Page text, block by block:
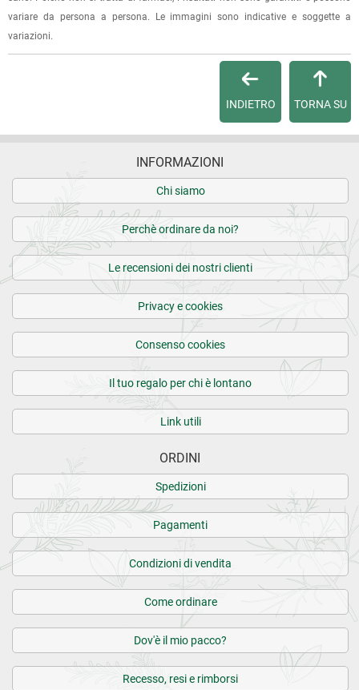
Ottimo
Lo stiamo usando da un mese ma sembra già che
Ottimo!
17.11.2022
Miscela personalizzata di fiori australiani difficile da
trovare. Grazie
03.11.2022
La sto provando per la mia gatta, direi ottima
CARICA ALTRE RECENSIONI SU QUESTO PRODOTTO>
14 recensioni verificate daeKomi
Per maggiori dettagli, vedi leCondizioni di vendita .
variare da persona a persona. Le immagini sono indicative e soggette a
variazioni.
TORNA SU
INDIETRO
INFORMAZIONI
Chi siamo
Perchè ordinare da noi?
Le recensioni dei nostri clienti
Privacy e cookies
Consenso cookies
Il tuo regalo per chi è lontano
Link utili
ORDINI
Spedizioni
Pagamenti
Condizioni di vendita
Come ordinare
Dov'è il mio pacco?
Recesso, resi e rimborsi